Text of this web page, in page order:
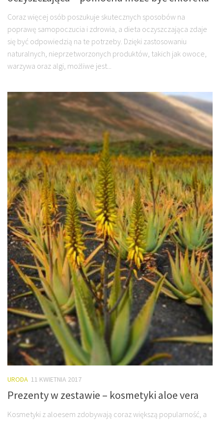
Coraz więcej osób poszukuje skutecznych sposobów na
poprawę samopoczucia i zdrowia, a dieta oczyszczająca zdaje
się być odpowiedzią na te potrzeby. Dzięki zastosowaniu
naturalnych, nieprzetworzonych produktów, takich jak owoce,
warzywa oraz algi, możliwe jest...
URODA 11 KWIETNIA 2017
Prezenty w zestawie – kosmetyki aloe vera
Kosmetyki z aloesem zdobywają coraz większą popularność, a